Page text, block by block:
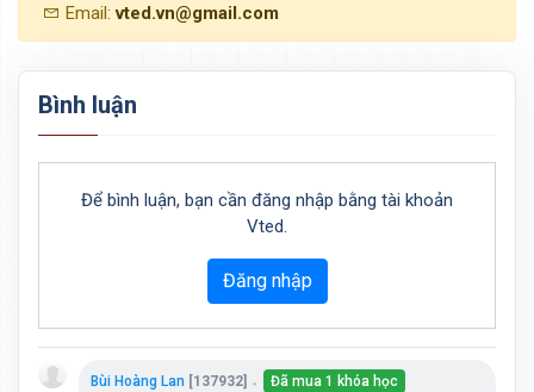
Email:vted.vn@gmail.com
Bình luận
Để bình luận, bạn cần đăng nhập bằng tài khoản
Vted.
Đăng nhập
Bùi Hoàng Lan [137932] ● Đã mua 1 khóa học